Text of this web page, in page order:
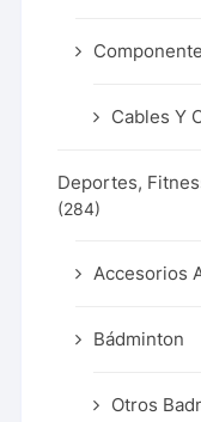
Cables Y
Deportes,
(284)
Accesorios
Bádminton
Otros